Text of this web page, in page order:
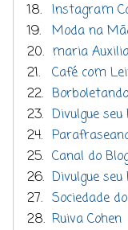
18. Instagram
19. Moda na
20. maria
21.
Café com
22.
23. Divulgue seu
24.
25. Canal do
26. Divulgue seu
27. Sociedade
28. Ruiva Cohen